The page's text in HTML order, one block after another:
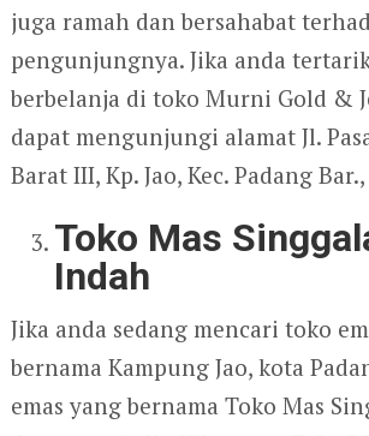
juga ramah dan bersahabat
pengunjungnya. Jika anda
berbelanja di toko Murni Gold &
dapat mengunjungi alamat Jl.
Barat III, Kp. Jao, Kec. Padang
Toko Mas
Indah
Jika anda sedang mencari toko
bernama Kampung Jao, kota
emas yang bernama Toko Mas